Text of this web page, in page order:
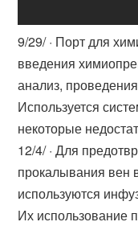
9/29/ · Порт для
введения
анализ,
Используется
некоторые
12/4/ · Для
прокалывания вен
используются
Их использование